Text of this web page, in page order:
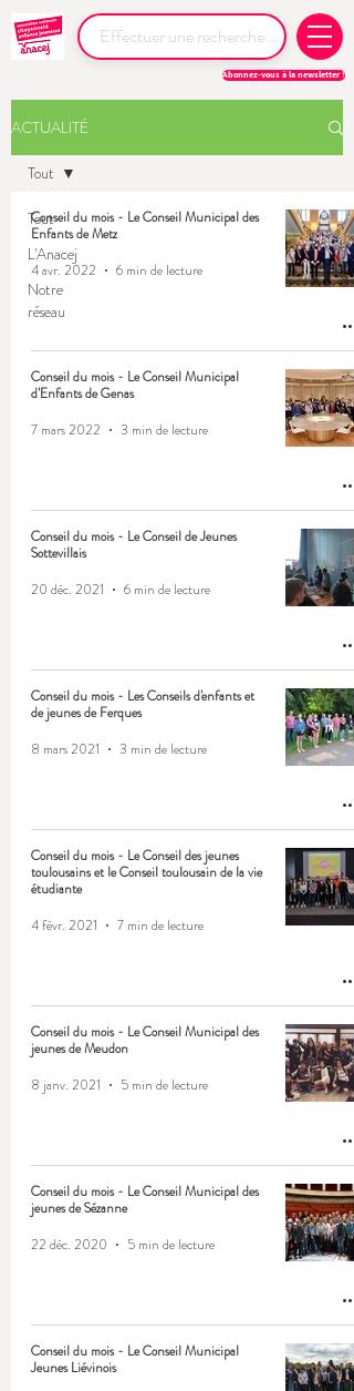
Abonnez-vous à la newsletter !
ACTUALITÉ
Tout
L'Anacej
Notre
réseau
Tout
Conseil du mois - Le Conseil Municipal des
Enfants de Metz
4 avr. 2022
6 min de lecture
Conseil du mois - Le Conseil Municipal
d'Enfants de Genas
7 mars 2022
3 min de lecture
Conseil du mois - Le Conseil de Jeunes
Sottevillais
20 déc. 2021
6 min de lecture
Conseil du mois - Les Conseils d'enfants et
de jeunes de Ferques
8 mars 2021
3 min de lecture
Conseil du mois - Le Conseil des jeunes
toulousains et le Conseil toulousain de la vie
étudiante
4 févr. 2021
7 min de lecture
Conseil du mois - Le Conseil Municipal des
jeunes de Meudon
8 janv. 2021
5 min de lecture
Conseil du mois - Le Conseil Municipal des
jeunes de Sézanne
22 déc. 2020
5 min de lecture
Conseil du mois - Le Conseil Municipal
Jeunes Liévinois